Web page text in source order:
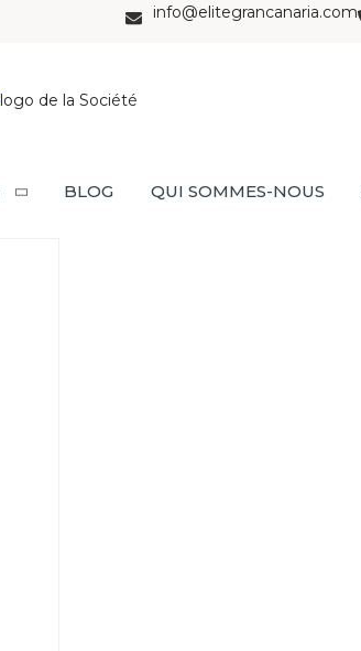
info@elitegrancanaria.com
BLOG QUI SOMMES-NOUS